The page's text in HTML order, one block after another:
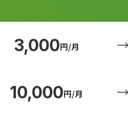
3,000円/月
10,000円/月